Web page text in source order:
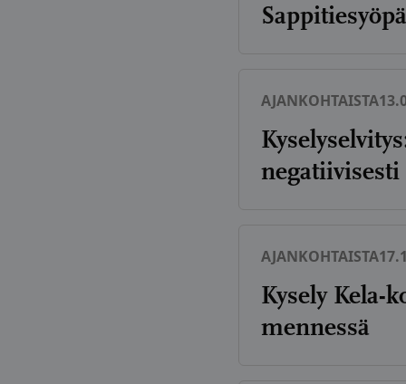
AJANKOHTAISTA
negatiivisesti
AJANKOHTAISTA
Kysely Kela-
mennessä